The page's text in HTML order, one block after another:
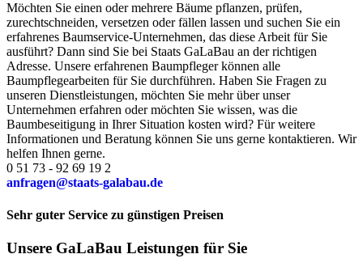
Möchten Sie einen oder mehrere Bäume pflanzen, prüfen,
zurechtschneiden, versetzen oder fällen lassen und suchen Sie ein
erfahrenes Baumservice-Unternehmen, das diese Arbeit für Sie
ausführt? Dann sind Sie bei Staats GaLaBau an der richtigen
Adresse. Unsere erfahrenen Baumpfleger können alle
Baumpflegearbeiten für Sie durchführen. Haben Sie Fragen zu
unseren Dienstleistungen, möchten Sie mehr über unser
Unternehmen erfahren oder möchten Sie wissen, was die
Baumbeseitigung in Ihrer Situation kosten wird? Für weitere
Informationen und Beratung können Sie uns gerne kontaktieren. Wir
helfen Ihnen gerne.
0 51 73 - 92 69 19 2
anfragen@staats-galabau.de
Sehr guter Service zu günstigen Preisen
Unsere GaLaBau Leistungen für Sie